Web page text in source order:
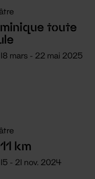
toute
18 mars - 22 mai 2025
km
15 - 21 nov. 2024